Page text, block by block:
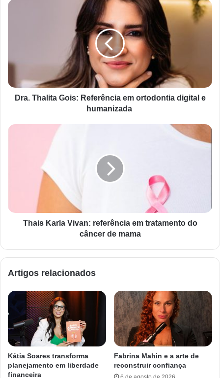
Dra. Thalita Gois: Referência em ortodontia digital e
humanizada
Thais Karla Vivan: referência em tratamento do
câncer de mama
Artigos relacionados
Kátia Soares transforma
planejamento em liberdade
financeira
Fabrina Mahin e a arte de
reconstruir confiança